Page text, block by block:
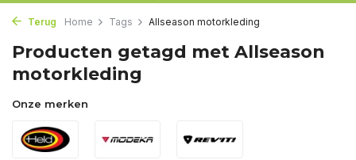
Terug Home Tags Allseason motorkleding
Producten getagd met Allseason
motorkleding
Onze merken